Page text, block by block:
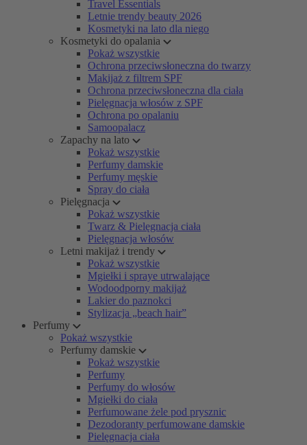
Travel Essentials
Letnie trendy beauty 2026
Kosmetyki na lato dla niego
Kosmetyki do opalania
Pokaż wszystkie
Ochrona przeciwsłoneczna do twarzy
Makijaż z filtrem SPF
Ochrona przeciwsłoneczna dla ciała
Pielęgnacja włosów z SPF
Ochrona po opalaniu
Samoopalacz
Zapachy na lato
Pokaż wszystkie
Perfumy damskie
Perfumy męskie
Spray do ciała
Pielęgnacja
Pokaż wszystkie
Twarz & Pielęgnacja ciała
Pielęgnacja włosów
Letni makijaż i trendy
Pokaż wszystkie
Mgiełki i spraye utrwalające
Wodoodporny makijaż
Lakier do paznokci
Stylizacja „beach hair”
Perfumy
Pokaż wszystkie
Perfumy damskie
Pokaż wszystkie
Perfumy
Perfumy do włosów
Mgiełki do ciała
Perfumowane żele pod prysznic
Dezodoranty perfumowane damskie
Pielęgnacja ciała